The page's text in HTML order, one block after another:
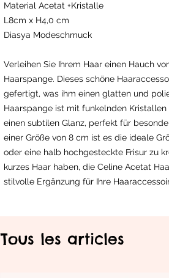
Material Acetat +Kristalle
L8cm x H4,0 cm
Diasya Modeschmuck
Verleihen Sie Ihrem Haar einen Hauch
Haarspange. Dieses schöne
gefertigt, was ihm einen glatten und
Haarspange ist mit funkelnden
einen subtilen Glanz, perfekt für
einer Größe von 8 cm ist es die ideale
oder eine halb hochgesteckte Frisur zu
kurzes Haar haben, die Celine Acetat
stilvolle Ergänzung für Ihre
Tous les articles